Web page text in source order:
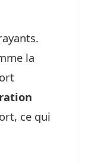
la
ce qui